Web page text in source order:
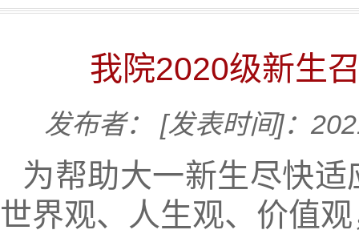
我院2020级新生
发布者： [发表时间]：
为帮助大一新生尽快
世界观、人生观、价值